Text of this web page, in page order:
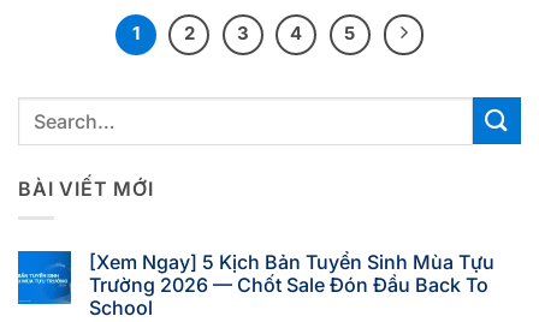
1 2 3 4 5
BÀI VIẾT MỚI
[Xem Ngay] 5 Kịch Bản Tuyển Sinh Mùa Tựu
Trường 2026 — Chốt Sale Đón Đầu Back To
School